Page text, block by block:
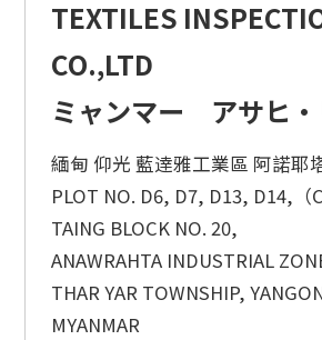
TEXTILES
CO.,LTD
ミャンマー アサヒ・
緬甸 仰光 藍逹雅工業區 阿諾耶
PLOT NO. D6, D7, D13, D14,（
TAING BLOCK NO. 20,
ANAWRAHTA INDUSTRIAL
THAR YAR TOWNSHIP,
MYANMAR